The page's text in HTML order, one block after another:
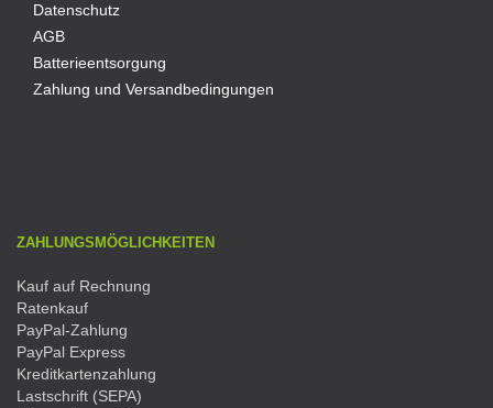
Datenschutz
AGB
Batterieentsorgung
Zahlung und Versandbedingungen
ZAHLUNGSMÖGLICHKEITEN
Kauf auf Rechnung
Ratenkauf
PayPal-Zahlung
PayPal Express
Kreditkartenzahlung
Lastschrift (SEPA)